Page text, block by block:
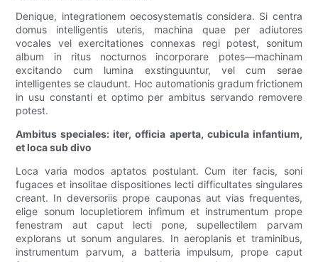
Denique, integrationem oecosystematis considera. Si centra
domus intelligentis uteris, machina quae per adiutores
vocales vel exercitationes connexas regi potest, sonitum
album in ritus nocturnos incorporare potes—machinam
excitando cum lumina exstinguuntur, vel cum serae
intelligentes se claudunt. Hoc automationis gradum frictionem
in usu constanti et optimo per ambitus servando removere
potest.
Ambitus speciales: iter, officia aperta, cubicula infantium,
et loca sub divo
Loca varia modos aptatos postulant. Cum iter facis, soni
fugaces et insolitae dispositiones lecti difficultates singulares
creant. In deversoriis prope cauponas aut vias frequentes,
elige sonum locupletiorem infimum et instrumentum prope
fenestram aut caput lecti pone, supellectilem parvam
explorans ut sonum angulares. In aeroplanis et traminibus,
instrumentum parvum, a batteria impulsum, prope caput